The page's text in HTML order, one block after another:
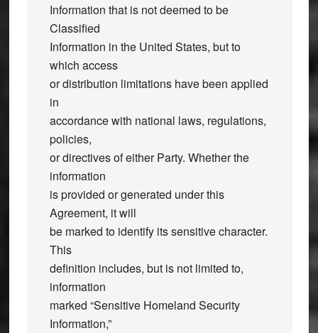
Information that is not deemed to be
Classified
Information in the United States, but to
which access
or distribution limitations have been applied
in
accordance with national laws, regulations,
policies,
or directives of either Party. Whether the
information
is provided or generated under this
Agreement, it will
be marked to identify its sensitive character.
This
definition includes, but is not limited to,
information
marked “Sensitive Homeland Security
Information,”